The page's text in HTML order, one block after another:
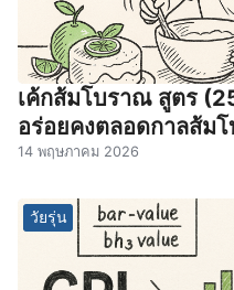
เค้กส้มโบราณ สูตร
อร่อยคงตลอดกาลส้มโ
14 พฤษภาคม 2026
วัยรุ่น